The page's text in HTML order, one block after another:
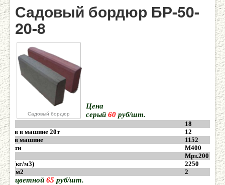
Садовый бордюр БР-50-
20-8
Садовый бордюр
18
в машине 20т
12
в машине
1152
М400
Мрз.200
(кг/м3)
2250
в 1м2
2
Цена
серый 60 руб/шт.
цветной 65 руб/шт.